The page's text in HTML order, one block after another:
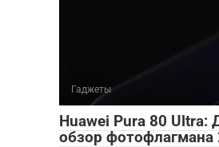
Гаджеты
Huawei Pura 80 Ultra:
обзор фотофлагмана